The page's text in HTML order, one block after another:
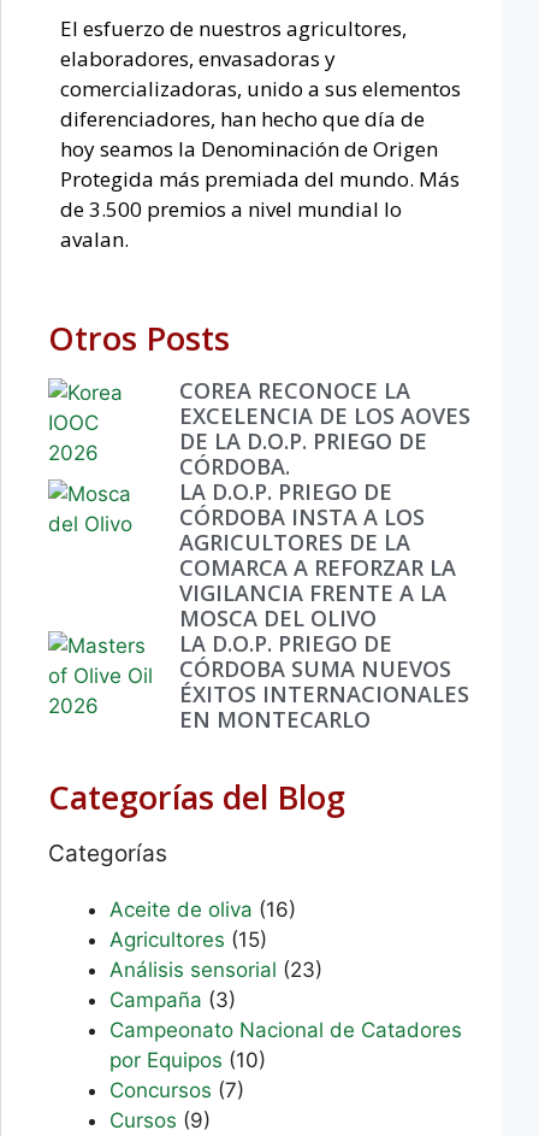
El esfuerzo de nuestros agricultores,
elaboradores, envasadoras y
comercializadoras, unido a sus elementos
diferenciadores, han hecho que día de
hoy seamos la Denominación de Origen
Protegida más premiada del mundo. Más
de 3.500 premios a nivel mundial lo
avalan.
Otros Posts
COREA RECONOCE LA
EXCELENCIA DE LOS AOVES
DE LA D.O.P. PRIEGO DE
CÓRDOBA.
LA D.O.P. PRIEGO DE
CÓRDOBA INSTA A LOS
AGRICULTORES DE LA
COMARCA A REFORZAR LA
VIGILANCIA FRENTE A LA
MOSCA DEL OLIVO
LA D.O.P. PRIEGO DE
CÓRDOBA SUMA NUEVOS
ÉXITOS INTERNACIONALES
EN MONTECARLO
Categorías del Blog
Categorías
Aceite de oliva (16)
Agricultores (15)
Análisis sensorial (23)
Campaña (3)
Campeonato Nacional de Catadores
por Equipos (10)
Concursos (7)
Cursos (9)